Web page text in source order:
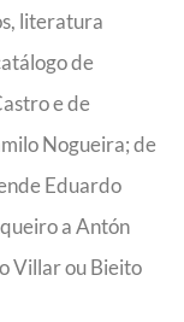
literatura
de
e de
Nogueira; de
Eduardo
a Antón
Villar ou Bieito